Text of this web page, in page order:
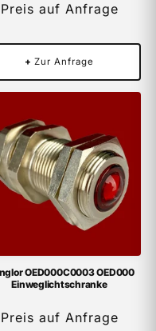
Preis auf Anfrage
+ Zur Anfrage
OED000C0003 OED000
Einweglichtschranke
Preis auf Anfrage